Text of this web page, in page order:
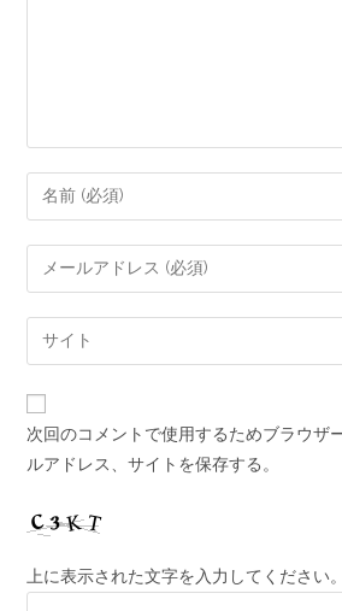
次回のコメントで使用するためブラウザ
ルアドレス、サイトを保存する。
上に表示された文字を入力してください。